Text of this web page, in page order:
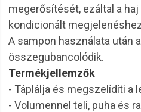
megerősítését, ezáltal a
kondicionált
A sampon használata után a
összegubancolódik.
Termékjellemzők
- Táplálja és megszelídíti a
- Volumennel teli, puha és